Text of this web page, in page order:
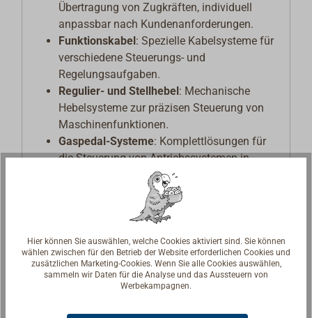
Übertragung von Zugkräften, individuell
anpassbar nach Kundenanforderungen.
Funktionskabel : Spezielle Kabelsysteme für
verschiedene Steuerungs- und
Regelungsaufgaben.
Regulier- und Stellhebel : Mechanische
Hebelsysteme zur präzisen Steuerung von
Maschinenfunktionen.
Gaspedal-Systeme: Komplettlösungen für
die Steuerung von Antriebssystemen in
Fahrzeugen und Maschinen.
Die Produkte von RINGSPANN RCS sind
wartungsfrei, eigensicher und unabhängig von
elektrischer, hydraulischer oder pneumatischer
Energieversorgung. Sie finden Anwendung in
sicherheitsrelevanten Systemen wie
Notentriegelungen, Türverriegelungen und
Hier können Sie auswählen, welche Cookies aktiviert sind. Sie können
wählen zwischen für den Betrieb der Website erforderlichen Cookies und
zusätzlichen Marketing-Cookies. Wenn Sie alle Cookies auswählen,
sammeln wir Daten für die Analyse und das Aussteuern von
Werbekampagnen.